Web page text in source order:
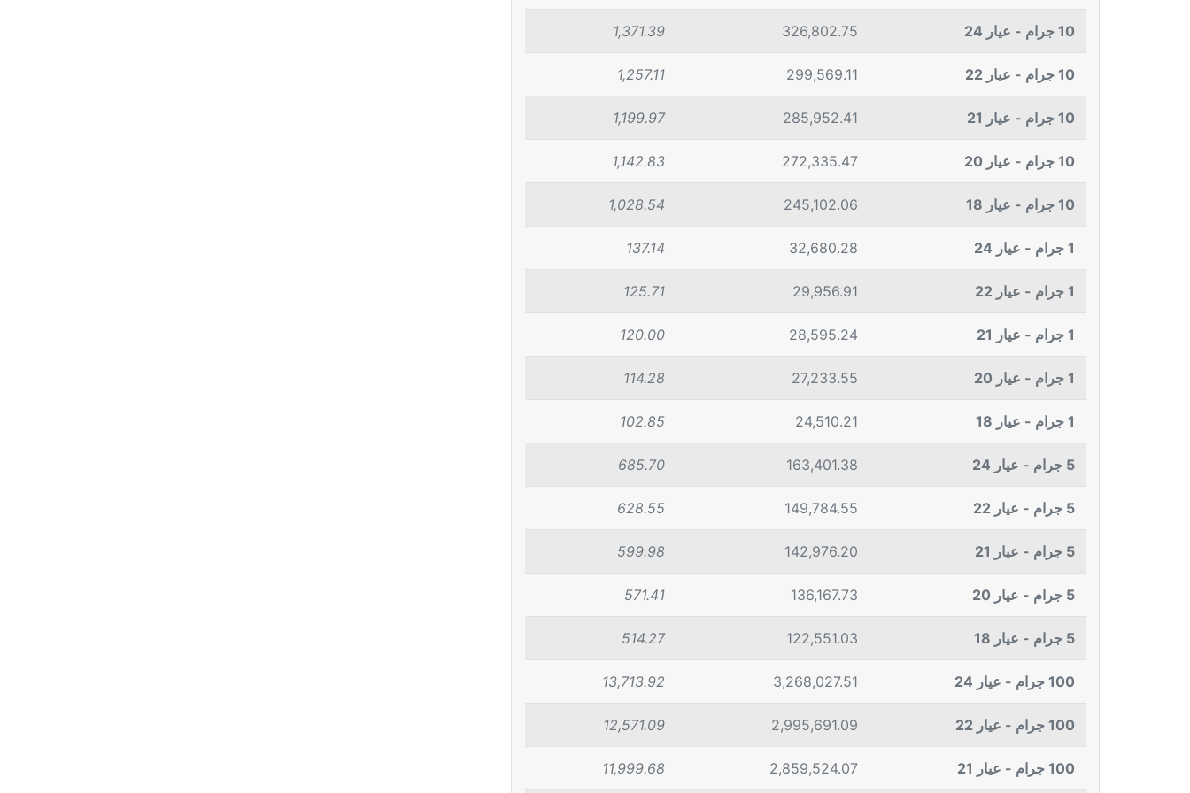
10 جرام - عيار 24 326,802.75
1,371.39
10 جرام - عيار 22 299,569.11
1,257.11
10 جرام - عيار 21 285,952.41
1,199.97
10 جرام - عيار 20 272,335.47
1,142.83
10 جرام - عيار 18 245,102.06
1,028.54
1 جرام - عيار 24 32,680.28
137.14
1 جرام - عيار 22 29,956.91
125.71
1 جرام - عيار 21 28,595.24
120.00
1 جرام - عيار 20 27,233.55
114.28
1 جرام - عيار 18 24,510.21
102.85
5 جرام - عيار 24 163,401.38
685.70
5 جرام - عيار 22 149,784.55
628.55
5 جرام - عيار 21 142,976.20
599.98
5 جرام - عيار 20 136,167.73
571.41
5 جرام - عيار 18 122,551.03
514.27
100 جرام - عيار 24 3,268,027.51
13,713.92
100 جرام - عيار 22 2,995,691.09
12,571.09
100 جرام - عيار 21 2,859,524.07
11,999.68